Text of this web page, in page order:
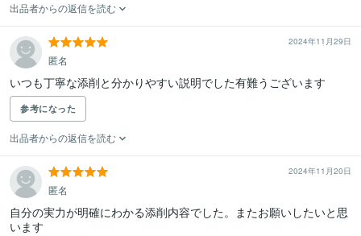
出品者からの返信を読む
2024年11月29日
匿名
いつも丁寧な添削と分かりやすい説明でした有難うございます
参考になった
出品者からの返信を読む
2024年11月20日
匿名
自分の実力が明確にわかる添削内容でした。またお願いしたいと思
います